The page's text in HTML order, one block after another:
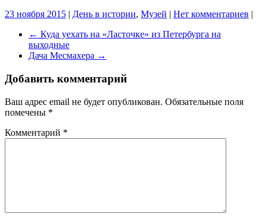
23 ноября 2015 | День в истории, Музей | Нет комментариев |
← Куда уехать на «Ласточке» из Петербурга на
выходные
Дача Месмахера →
Добавить комментарий
Ваш адрес email не будет опубликован. Обязательные поля
помечены *
Комментарий *